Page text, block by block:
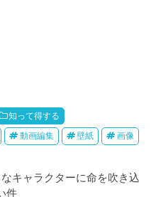
知って得する
動画編集 壁紙 画像
なキャラクターに命を吹き込
件